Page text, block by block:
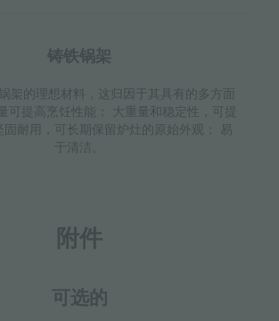
铸铁锅架
架的理想材料，这归因于其具有的多方面
可提高烹饪性能； 大重量和稳定性，可提
固耐用，可长期保留炉灶的原始外观； 易
于清洁。
附件
可选的